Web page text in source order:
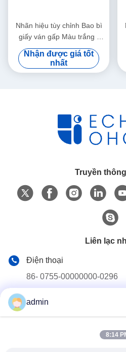
Nhãn hiệu tùy chỉnh Bao bì
giấy ván gấp Màu trắng /
Đen / Vàng hồng Hộp quà từ
tính sang trọng với nắp ruy
băng
Nhận được giá tốt
nhất
Truyền
Liên lạc
Điện thoại
86- 0755-00000000-0296
Email
admin
8:14